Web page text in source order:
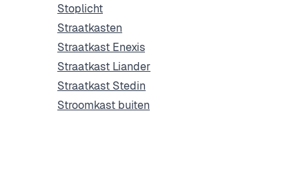
Stoplicht
Straatkasten
Straatkast Enexis
Straatkast Liander
Straatkast Stedin
Stroomkast buiten